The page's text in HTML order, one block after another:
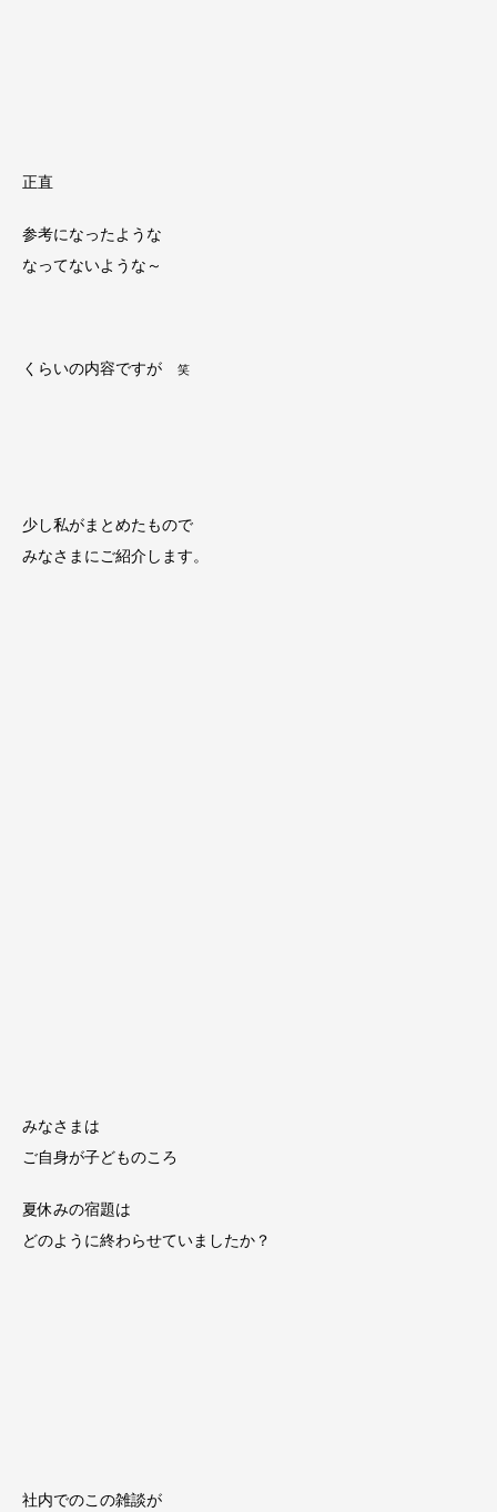
正直
参考になったような
なってないような～
くらいの内容ですが 笑
少し私がまとめたもので
みなさまにご紹介します。
みなさまは
ご自身が子どものころ
夏休みの宿題は
どのように終わらせていましたか？
社内でのこの雑談が